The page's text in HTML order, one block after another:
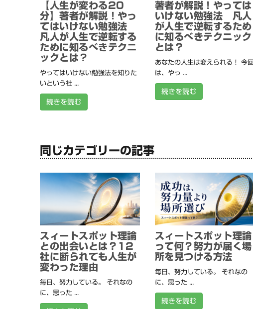
【人生が変わる20
分】著者が解説！やっ
てはいけない勉強法
凡人が人生で逆転する
ために知るべきテクニ
ックとは？
やってはいけない勉強法を知りた
いという社 ...
続きを読む
著者が解説！やっては
いけない勉強法 凡人
が人生で逆転するため
に知るべきテクニック
とは？
あなたの人生は変えられる！ 今回
は、やっ ...
続きを読む
同じカテゴリーの記事
スィートスポット理論
との出会いとは？12
社に断られても人生が
変わった理由
毎日、努力している。 それなの
に、思った ...
スィートスポット理論
って何？努力が届く場
所を見つける方法
毎日、努力している。 それなの
に、思った ...
続きを読む